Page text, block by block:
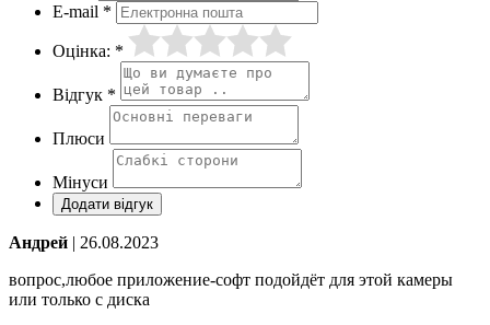
E-mail *
Оцінка: *
Відгук *
Плюси
Мінуси
Андрей | 26.08.2023
вопрос,любое приложение-софт подойдёт для этой камеры
или только с диска